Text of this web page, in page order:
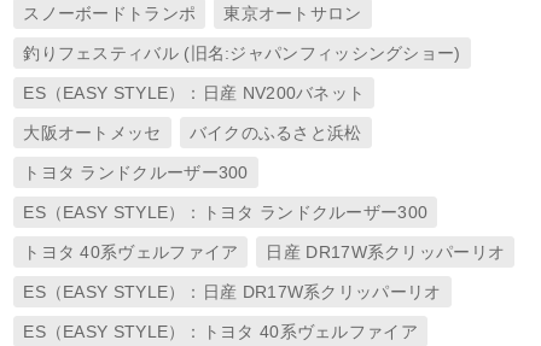
スノーボードトランポ 東京オートサロン
釣りフェスティバル (旧名:ジャパンフィッシングショー)
ES（EASY STYLE）：日産 NV200バネット
大阪オートメッセ バイクのふるさと浜松
トヨタ ランドクルーザー300
ES（EASY STYLE）：トヨタ ランドクルーザー300
トヨタ 40系ヴェルファイア 日産 DR17W系クリッパーリオ
ES（EASY STYLE）：日産 DR17W系クリッパーリオ
ES（EASY STYLE）：トヨタ 40系ヴェルファイア